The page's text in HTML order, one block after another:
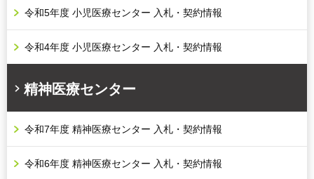
令和5年度 小児医療センター 入札・契約情報
令和4年度 小児医療センター 入札・契約情報
精神医療センター
令和7年度 精神医療センター 入札・契約情報
令和6年度 精神医療センター 入札・契約情報